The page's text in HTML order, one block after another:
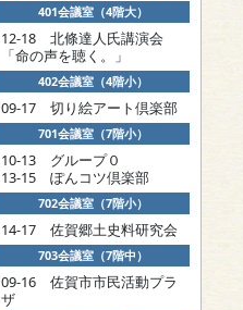
401会議室（4階大）
12-18 北條達人氏講演会
「命の声を聴く。」
402会議室（4階小）
09-17 切り絵アート倶楽部
701会議室（7階小）
10-13 グループ０
13-15 ぽんコツ倶楽部
702会議室（7階小）
14-17 佐賀郷土史料研究会
703会議室（7階中）
09-16 佐賀市市民活動プラ
ザ